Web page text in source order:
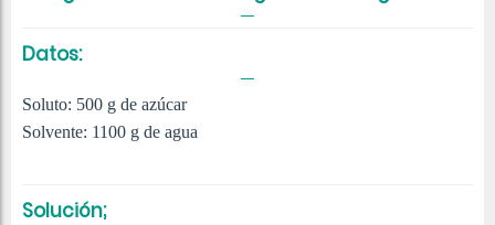
Datos:
Soluto: 500 g de azúcar
Solvente: 1100 g de agua
Solución;